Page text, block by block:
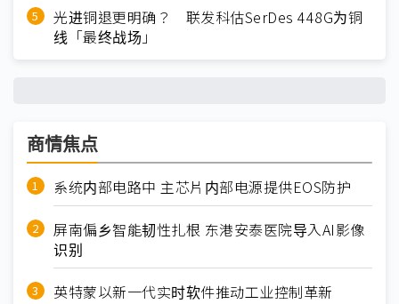
光进铜退更明确？ 联发科估SerDes 448G为铜
线「最终战场」
商情焦点
系统内部电路中 主芯片内部电源提供EOS防护
屏南偏乡智能韧性扎根 东港安泰医院导入AI影像
识别
英特蒙以新一代实时软件推动工业控制革新